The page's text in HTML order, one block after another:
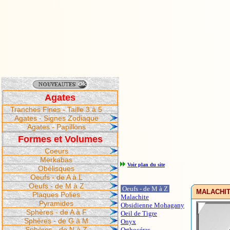
Agates
Tranches Fines - Taille 3 à 5
Agates - Signes Zodiaque
Agates - Papillons
Formes et Volumes
Coeurs
Merkabas
Obélisques
Oeufs - de A à L
Oeufs - de M à Z
Plaques Polies
Pyramides
Sphères - de A à F
Sphères - de G à M
Voir plan du site
Oeufs - de M à Z
Malachite
Obsidienne Mohagany
Oeil de Tigre
Onyx